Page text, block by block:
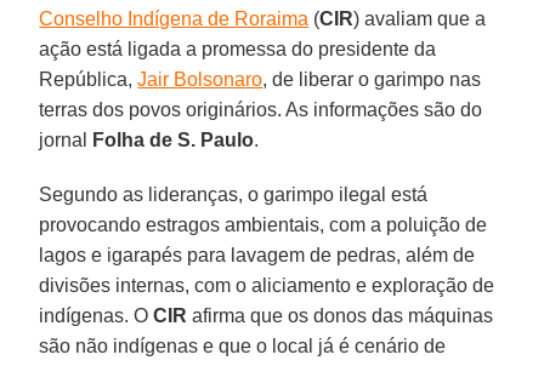
Conselho Indígena de Roraima (CIR) avaliam que a
ação está ligada a promessa do presidente da
República,Jair Bolsonaro, de liberar o garimpo nas
terras dos povos originários. As informações são do
jornal
Folha de S. Paulo.
Segundo as lideranças, o garimpo ilegal está
provocando estragos ambientais, com a poluição de
lagos e igarapés para lavagem de pedras, além de
divisões internas, com o aliciamento e exploração de
indígenas. OCIR afirma que os donos das máquinas
são não indígenas e que o local já é cenário de